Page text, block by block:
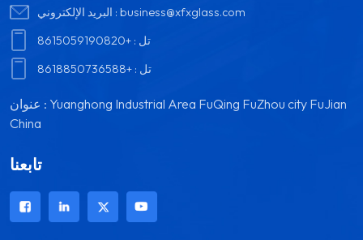
البريد الإلكتروني :business@xfxglass.com
تل : +8615059190820
تل : +8618850736588
عنوان : Yuanghong Industrial Area FuQing FuZhou city FuJian
China
تابعنا